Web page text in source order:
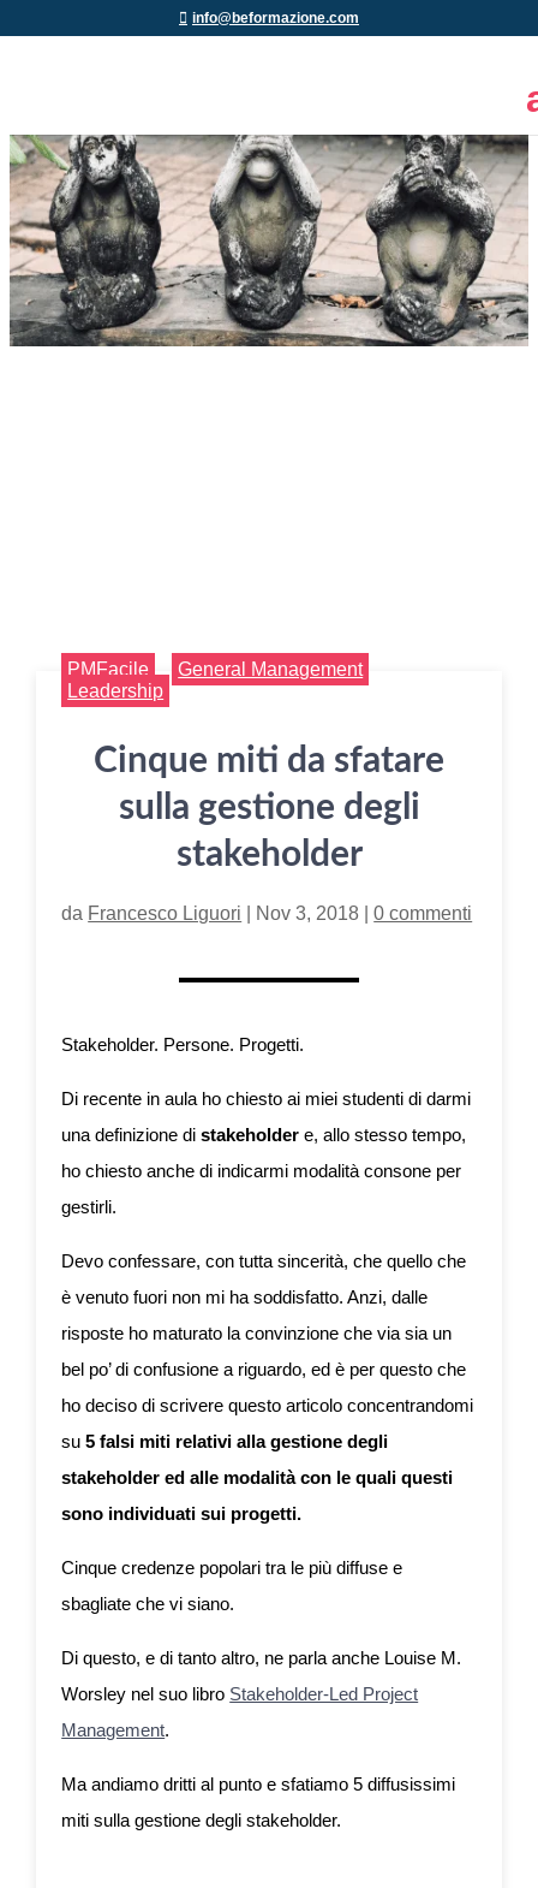
info@beformazione.com
PMFacile
General Management
Leadership
Cinque miti da sfatare
sulla gestione degli
stakeholder
da Francesco Liguori Nov 3, 2018 |0 commenti
Stakeholder. Persone. Progetti.
Di recente in aula ho chiesto ai miei studenti di darmi
una definizione distakeholdere, allo stesso tempo,
ho chiesto anche di indicarmi modalità consone per
gestirli.
Devo confessare, con tutta sincerità, che quello che
è venuto fuori non mi ha soddisfatto. Anzi, dalle
risposte ho maturato la convinzione che via sia un
bel po’ di confusione a riguardo, ed è per questo che
ho deciso di scrivere questo articolo concentrandomi
su5 falsi miti relativi alla gestione degli
stakeholder ed alle modalità con le quali questi
sono individuati sui progetti.
Cinque credenze popolari tra le più diffuse e
sbagliate che vi siano.
Di questo, e di tanto altro, ne parla anche Louise M.
Worsley nel suo libro Stakeholder-Led Project
Management.
Ma andiamo dritti al punto e sfatiamo 5 diffusissimi
miti sulla gestione degli stakeholder.